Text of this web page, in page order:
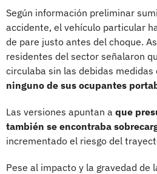
Según información preliminar
accidente, el vehículo particular
de pare justo antes del choque.
residentes del sector señalaron
circulaba sin las debidas medidas
ninguno de sus ocupantes
Las versiones apuntan a que
también se encontraba
incrementado el riesgo del
Pese al impacto y la gravedad de